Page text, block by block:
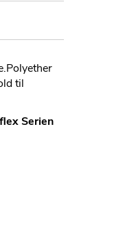
til
Serien